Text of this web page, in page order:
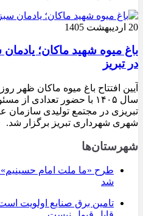
20 اردیبهشت 1405
باغ میوه شهید ماکان؛
در تبریز
آیین افتتاح باغ میوه ماکان ظهر
سال ۱۴۰۵ با حضور تعدادی
تبریزی در مجتمع تولیدی سازمان
شهری شهرداری تبریز برگزار شد.
شهرستان‌ها
طرح «ما ملت امام حسینیم»
شد
تامین برق صنایع اولویت